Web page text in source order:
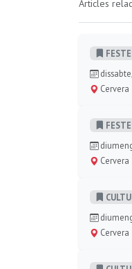
Articles
Cervera
Cervera
Cervera